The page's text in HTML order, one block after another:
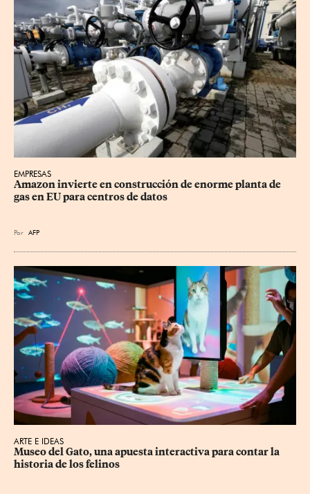
EMPRESAS
Amazon invierte en construcción de enorme planta de
gas en EU para centros de datos
Por AFP
ARTE E IDEAS
Museo del Gato, una apuesta interactiva para contar la
historia de los felinos